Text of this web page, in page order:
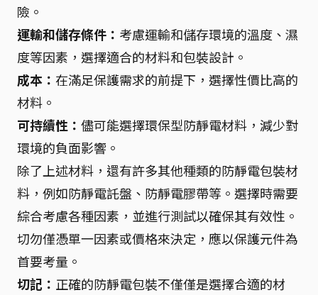
險。
運輸和儲存條件： 考慮運輸和儲存環境的溫度、濕
度等因素，選擇適合的材料和包裝設計。
成本： 在滿足保護需求的前提下，選擇性價比高的
材料。
可持續性： 儘可能選擇環保型防靜電材料，減少對
環境的負面影響。
除了上述材料，還有許多其他種類的防靜電包裝材
料，例如防靜電託盤、防靜電膠帶等。選擇時需要
綜合考慮各種因素，並進行測試以確保其有效性。
切勿僅憑單一因素或價格來決定，應以保護元件為
首要考量。
切記： 正確的防靜電包裝不僅僅是選擇合適的材